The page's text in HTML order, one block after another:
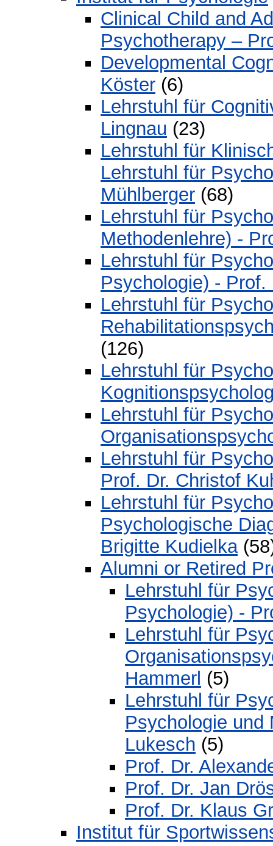
Clinical Child and
Psychotherapy –
Developmental
Köster (6)
Lehrstuhl für
Lingnau (23)
Lehrstuhl für
Lehrstuhl für
Mühlberger (68)
Lehrstuhl für
Methodenlehre) -
Lehrstuhl für
Psychologie) -
Lehrstuhl für
(126)
Lehrstuhl für
Lehrstuhl für
Lehrstuhl für
Prof. Dr. Christof
Lehrstuhl für
Psychologische
Brigitte Kudielka
Alumni or Retired
Lehrstuhl für
Psychologie) -
Lehrstuhl für
Hammerl (5)
Lehrstuhl für
Psychologie und
Lukesch (5)
Prof. Dr.
Prof. Dr. Jan
Prof. Dr. Klaus
Institut für